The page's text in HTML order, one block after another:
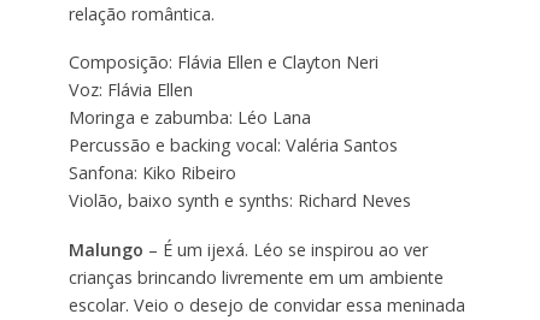
relação romântica.
Composição: Flávia Ellen e Clayton Neri
Voz: Flávia Ellen
Moringa e zabumba: Léo Lana
Percussão e backing vocal: Valéria Santos
Sanfona: Kiko Ribeiro
Violão, baixo synth e synths: Richard Neves
Malungo – É um ijexá. Léo se inspirou ao ver
crianças brincando livremente em um ambiente
escolar. Veio o desejo de convidar essa meninada